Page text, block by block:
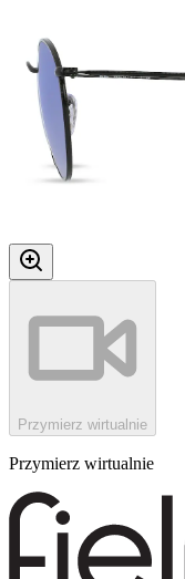
Przymierz wirtualnie
Przymierz wirtualnie